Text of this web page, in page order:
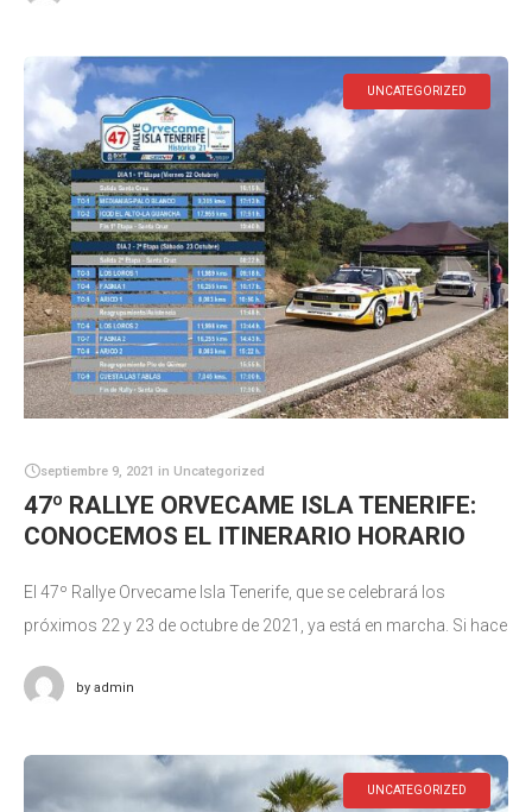
UNCATEGORIZED
septiembre 9, 2021 in Uncategorized
47º RALLYE ORVECAME ISLA TENERIFE:
CONOCEMOS EL ITINERARIO HORARIO
El 47º Rallye Orvecame Isla Tenerife, que se celebrará los
próximos 22 y 23 de octubre de 2021, ya está en marcha. Si hace
by admin
UNCATEGORIZED